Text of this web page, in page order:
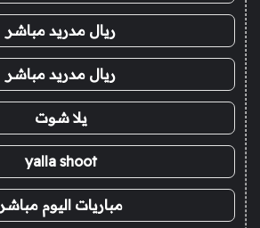
ريال مدريد مباشر
ريال مدريد مباشر
يلا شوت
yalla shoot
مباريات اليوم مباشر